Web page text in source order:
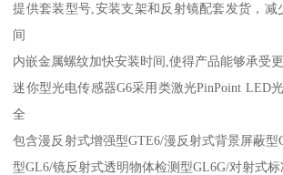
提供套装型号,安装支架和反射镜配套发货，减
间
内嵌金属螺纹加快安装时间,使得产品能够承受
迷你型光电传感器G6采用类激光PinPoint LED
全
包含漫反射式增强型GTE6/漫反射式背景屏蔽
型GL6/镜反射式透明物体检测型GL6G/对射式标